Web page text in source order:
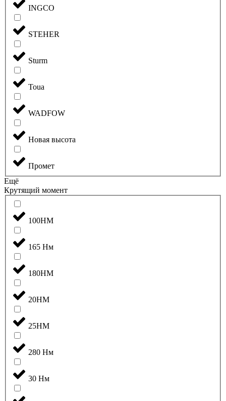
INGCO
STEHER
Sturm
Toua
WADFOW
Новая высота
Промет
Ещё
Крутящий момент
100НМ
165 Нм
180НМ
20НМ
25НМ
280 Нм
30 Нм